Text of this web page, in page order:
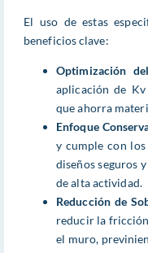
El uso de estas
beneficios clave:
Optimización
aplicación de
que ahorra
Enfoque
y cumple con los
diseños seguros
de alta actividad.
Reducción de
reducir la
el muro,